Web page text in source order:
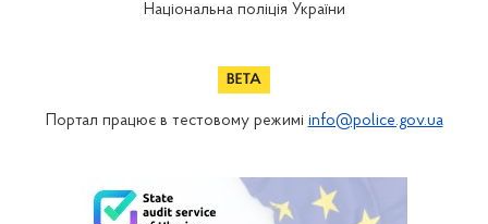
Національна поліція України
Портал працює в тестовому режимі info@police.gov.ua